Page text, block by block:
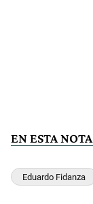
EN ESTA NOTA
Eduardo Fidanza